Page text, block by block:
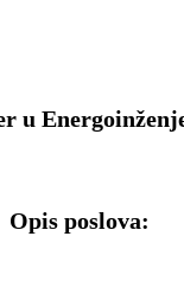
u
Opis poslova: